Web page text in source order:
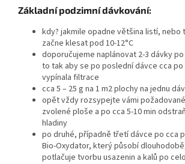
Základní podzimní dávkování:
kdy? jakmile opadne většina listí,
začne klesat pod 10-12°C
doporučujeme naplánovat 2-3 dávky po
to tak aby se po poslední dávce cca po
vypínala filtrace
cca 5 – 25 g na 1 m2 plochy na jednu
opět vždy rozsypejte vámi
zvolené ploše a po cca 5-10 min
hladiny
po druhé, případně třetí dávce po cca
Bio-Oxydator, který působí
potlačuje tvorbu usazenin a kalů po